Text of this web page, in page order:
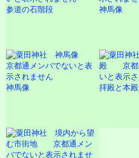
参道の石階段 神馬像
神馬像 拝殿と本殿